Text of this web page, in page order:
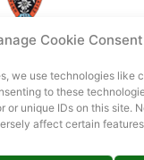
Cookie Consent
we use technologies like
to these
or unique IDs on this site.
affect certain